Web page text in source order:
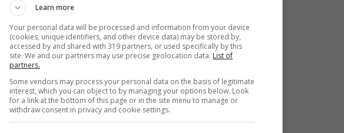
contro la Fiorentinaa causa di un
Learn more
Your personal data will be processed and information from your device
(cookies, unique identifiers, and other device data) may be stored by,
accessed by and shared with 319 partners, or used specifically by this
site. We and our partners may use precise geolocation data. List of
partners.
Some vendors may process your personal data on the basis of legitimate
interest, which you can object to by managing your options below. Look
for a link at the bottom of this page or in the site menu to manage or
withdraw consent in privacy and cookie settings.